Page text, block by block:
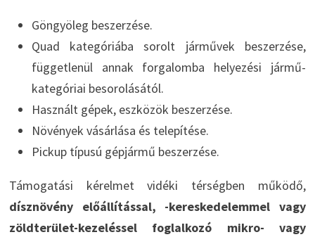
Göngyöleg beszerzése.
Quad kategóriába sorolt járművek beszerzése,
függetlenül annak forgalomba helyezési jármű-
kategóriai besorolásától.
Használt gépek, eszközök beszerzése.
Növények vásárlása és telepítése.
Pickup típusú gépjármű beszerzése.
Támogatási kérelmet vidéki térségben működő,
dísznövény előállítással, -kereskedelemmel vagy
zöldterület-kezeléssel foglalkozó mikro- vagy